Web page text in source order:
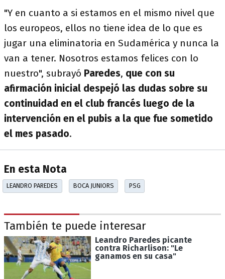
"Y en cuanto a si estamos en el mismo nivel que
los europeos, ellos no tiene idea de lo que es
jugar una eliminatoria en Sudamérica y nunca la
van a tener. Nosotros estamos felices con lo
nuestro", subrayó Paredes, que con su
afirmación inicial despejó las dudas sobre su
continuidad en el club francés luego de la
intervención en el pubis a la que fue sometido
el mes pasado.
En esta Nota
LEANDRO PAREDES BOCA JUNIORS PSG
También te puede interesar
Leandro Paredes picante
contra Richarlison: "Le
ganamos en su casa"